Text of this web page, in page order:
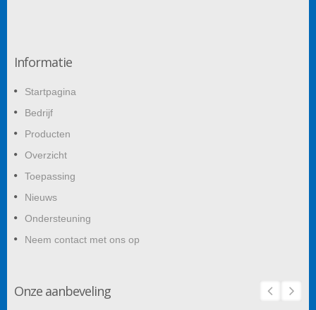
Informatie
Startpagina
Bedrijf
Producten
Overzicht
Toepassing
Nieuws
Ondersteuning
Neem contact met ons op
Onze aanbeveling